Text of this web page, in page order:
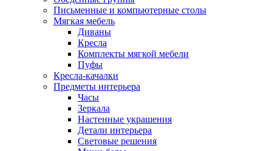
Письменные и компьютерные столы
Мягкая мебель
Диваны
Кресла
Комплекты мягкой мебели
Пуфы
Кресла-качалки
Предметы интерьера
Часы
Зеркала
Настенные украшения
Детали интерьера
Световые решения